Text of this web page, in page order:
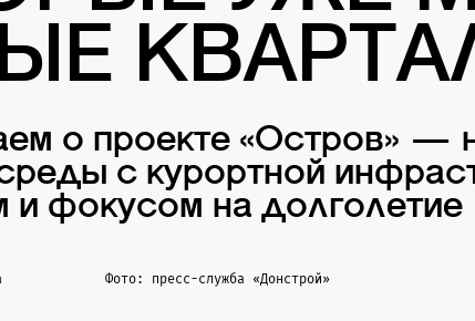
о проекте «Остров» —
с курортной
и фокусом на долголетие
Фото: пресс-служба «Донстрой»